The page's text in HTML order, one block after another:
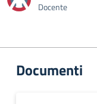
Docente
Documenti